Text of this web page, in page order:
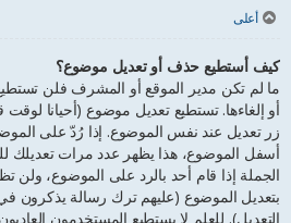
أعلى
كيف أستطيع حذف أو تعديل موضوع؟
ما لم تكن مدير الموقع أو المشرف فلن
أو إلغاءها. تستطيع تعديل موضوع (أحيانا
زر تعديل عند نفس الموضوع. إذا رُدّ على
أسفل الموضوع، هذا يظهر عدد مرات
الجملة إذا قام أحد بالرد على الموضوع، ولن
بتعديل الموضوع (عليهم ترك رسالة يذكرون
التعديل). للعلم لا يستطيع المستخدمون